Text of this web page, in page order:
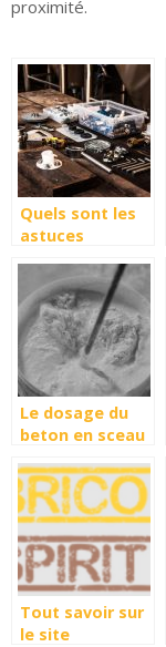
proximité.
Quels sont les
astuces
pour le choix
d’un plombier ?
Le dosage du
beton en sceau
avantages et
les materiaux a
utiliser
Tout savoir sur
le site